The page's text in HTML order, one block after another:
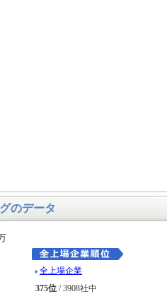
のデータ
全上場企業
375位 / 3908社中